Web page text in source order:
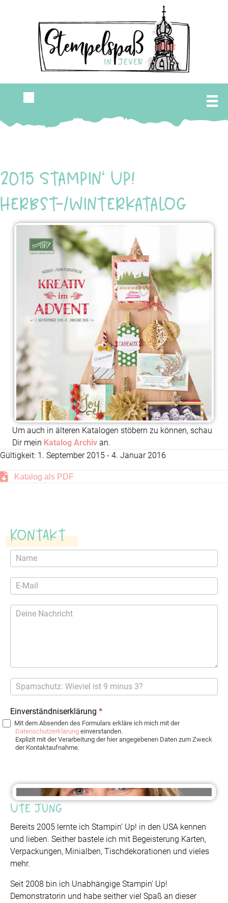
2015 Stampin‘ Up!
Herbst-/Winterkatalog
Um auch in älteren Katalogen stöbern zu können, schau
Dir mein Katalog Archiv an.
Gültigkeit: 1. September 2015 - 4. Januar 2016
Katalog als PDF
Kontakt
Kontaktformular
Einverständniserklärung *
Mit dem Absenden des Formulars erkläre ich mich mit der
Datenschutzerklärung einverstanden.
Explizit mit der Verarbeitung der hier angegebenen Daten zum Zweck
der Kontaktaufnahme.
Ute Jung
Bereits 2005 lernte ich Stampin’ Up! in den USA kennen
und lieben. Seither bastele ich mit Begeisterung Karten,
Verpackungen, Minialben, Tischdekorationen und vieles
mehr.
Seit 2008 bin ich Unabhängige Stampin' Up!
Demonstratorin und habe seither viel Spaß an dieser